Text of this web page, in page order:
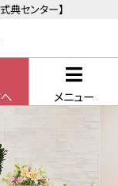
典センター】
メニュー